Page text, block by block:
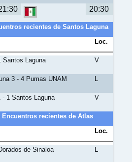
20:30
recientes de Santos Laguna
Loc.
Santos Laguna V
3 - 4 Pumas UNAM L
- 1 Santos Laguna V
Encuentros recientes de Atlas
Loc.
de Sinaloa L